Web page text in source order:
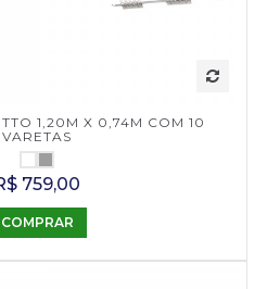
1,20M X 0,74M COM 10
VARETAS
759,00
COMPRAR